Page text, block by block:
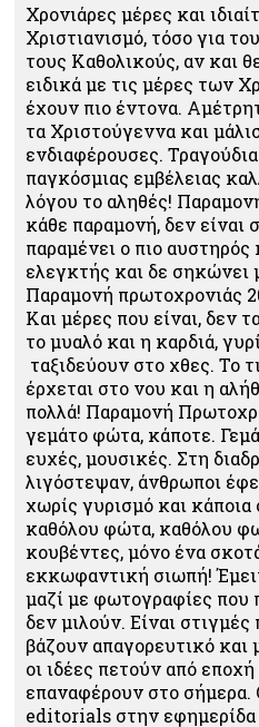
Χρονιάρες μέρες και
Χριστιανισμό, τόσο για
τους Καθολικούς, αν και
ειδικά με τις μέρες των
έχουν πιο έντονα.
τα Χριστούγεννα και
ενδιαφέρουσες.
παγκόσμιας εμβέλειας
λόγου το αληθές!
κάθε παραμονή, δεν είναι
παραμένει ο πιο αυστηρός
ελεγκτής και δε σηκώνει
Παραμονή πρωτοχρονιάς
Και μέρες που είναι, δεν
το μυαλό και η καρδιά,
ταξιδεύουν στο χθες. Το
έρχεται στο νου και η
πολλά! Παραμονή
γεμάτο φώτα, κάποτε.
ευχές, μουσικές. Στη
λιγόστεψαν, άνθρωποι
χωρίς γυρισμό και κάποια
καθόλου φώτα, καθόλου
κουβέντες, μόνο ένα
εκκωφαντική σιωπή!
μαζί με φωτογραφίες που
δεν μιλούν. Είναι
βάζουν απαγορευτικό
οι ιδέες πετούν από
επαναφέρουν στο σήμερα.
editorials στην